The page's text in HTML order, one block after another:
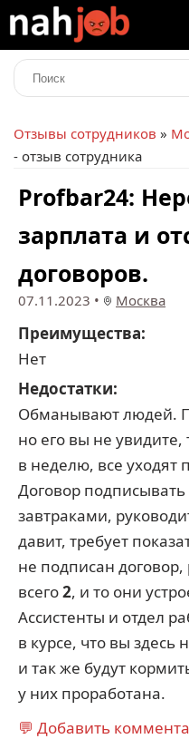
Отзывы сотрудников »
- отзыв сотрудника
Profbar24:
зарплата и
договоров.
07.11.2023 • Москва
Преимущества:
Нет
Недостатки:
Обманывают людей.
но его вы не увидите,
в неделю, все уходят
Договор подписывать
завтраками,
давит, требует
не подписан
всего2, и то они
Ассистенты и отдел
в курсе, что вы здесь
и так же будут
у них проработана.
💬 Добавить